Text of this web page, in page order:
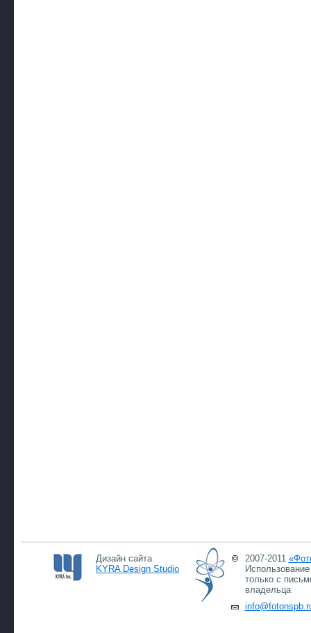
Дизайн сайта
KYRA Design Studio
2007-2011
только с
владельца